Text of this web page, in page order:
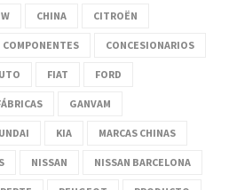
CHINA CITROËN
COMPONENTES CONCESIONARIOS
FIAT FORD
GANVAM
KIA MARCAS CHINAS
NISSAN NISSAN BARCELONA